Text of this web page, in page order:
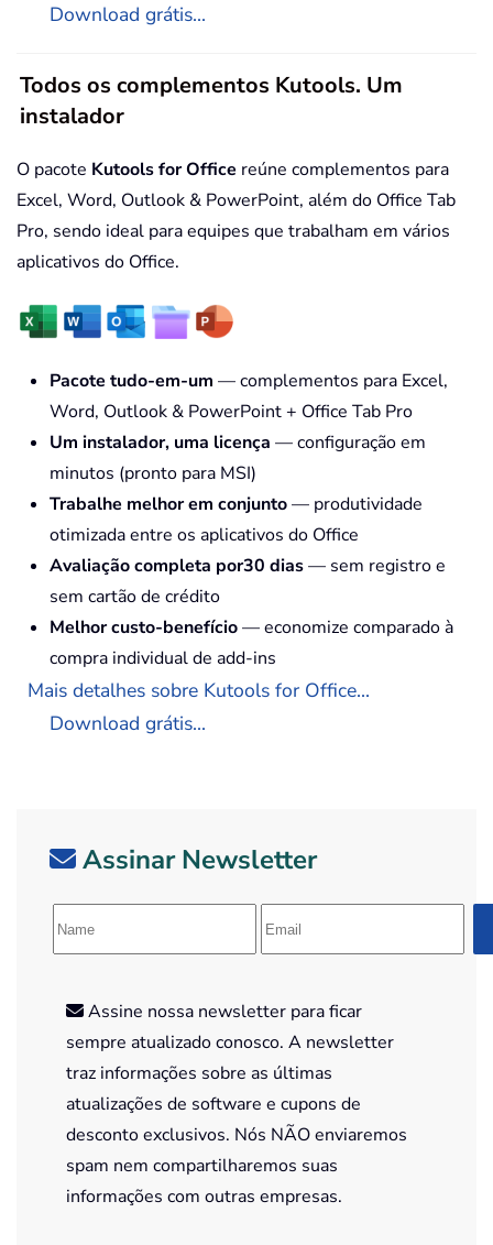
Download grátis...
Todos os complementos Kutools. Um
instalador
O pacote Kutools for Office reúne complementos para
Excel, Word, Outlook & PowerPoint, além do Office Tab
Pro, sendo ideal para equipes que trabalham em vários
aplicativos do Office.
Pacote tudo-em-um — complementos para Excel,
Word, Outlook & PowerPoint + Office Tab Pro
Um instalador, uma licença — configuração em
minutos (pronto para MSI)
Trabalhe melhor em conjunto— produtividade
otimizada entre os aplicativos do Office
Avaliação completa por30 dias— sem registro e
sem cartão de crédito
Melhor custo-benefício— economize comparado à
compra individual de add-ins
Mais detalhes sobre Kutools for Office...
Download grátis...
Assinar Newsletter
Assine nossa newsletter para ficar
sempre atualizado conosco. A newsletter
traz informações sobre as últimas
atualizações de software e cupons de
desconto exclusivos. Nós NÃO enviaremos
spam nem compartilharemos suas
informações com outras empresas.